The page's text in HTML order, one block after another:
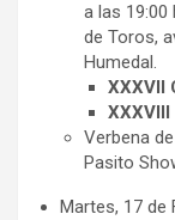
a las 19:00
de Toros,
Humedal.
XXXVII
Verbena
Pasito
Martes, 17 de